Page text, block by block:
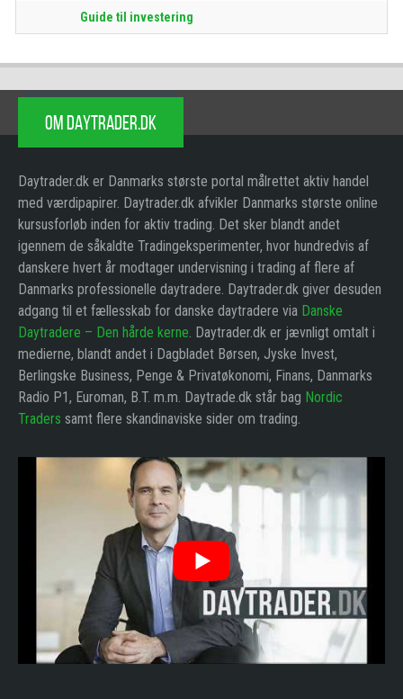
Guide til investering
OM DAYTRADER.DK
Daytrader.dk er Danmarks største portal målrettet aktiv handel
med værdipapirer. Daytrader.dk afvikler Danmarks største online
kursusforløb inden for aktiv trading. Det sker blandt andet
igennem de såkaldte Tradingeksperimenter, hvor hundredvis af
danskere hvert år modtager undervisning i trading af flere af
Danmarks professionelle daytradere. Daytrader.dk giver desuden
adgang til et fællesskab for danske daytradere via Danske
Daytradere – Den hårde kerne. Daytrader.dk er jævnligt omtalt i
medierne, blandt andet i Dagbladet Børsen, Jyske Invest,
Berlingske Business, Penge & Privatøkonomi, Finans, Danmarks
Radio P1, Euroman, B.T. m.m. Daytrade.dk står bag Nordic
Traders samt flere skandinaviske sider om trading.